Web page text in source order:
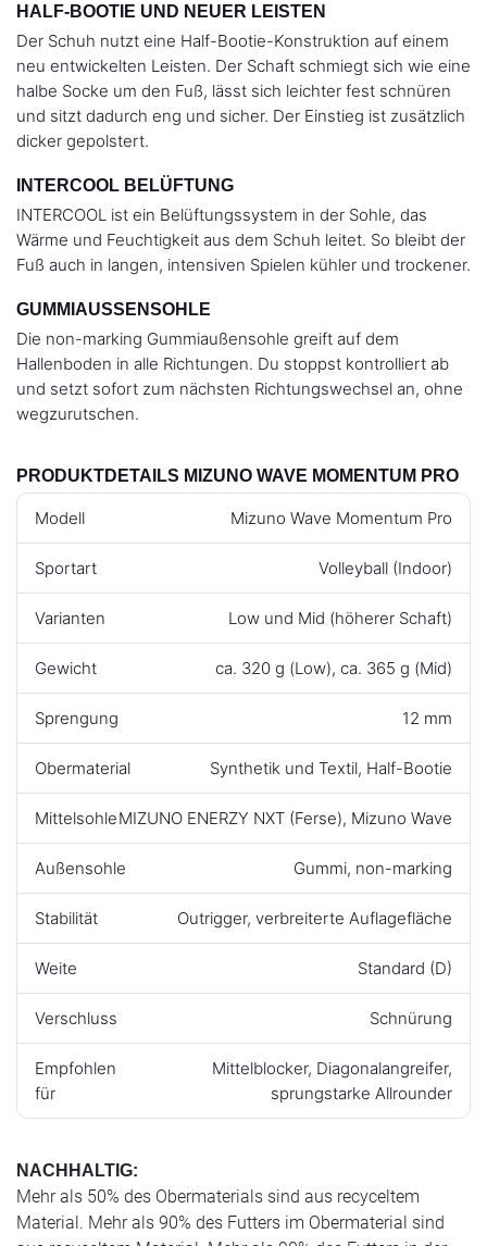
HALF-BOOTIE UND NEUER LEISTEN
Der Schuh nutzt eine Half-Bootie-Konstruktion auf einem
neu entwickelten Leisten. Der Schaft schmiegt sich wie eine
halbe Socke um den Fuß, lässt sich leichter fest schnüren
und sitzt dadurch eng und sicher. Der Einstieg ist zusätzlich
dicker gepolstert.
INTERCOOL BELÜFTUNG
INTERCOOL ist ein Belüftungssystem in der Sohle, das
Wärme und Feuchtigkeit aus dem Schuh leitet. So bleibt der
Fuß auch in langen, intensiven Spielen kühler und trockener.
GUMMIAUSSENSOHLE
Die non-marking Gummiaußensohle greift auf dem
Hallenboden in alle Richtungen. Du stoppst kontrolliert ab
und setzt sofort zum nächsten Richtungswechsel an, ohne
wegzurutschen.
PRODUKTDETAILS MIZUNO WAVE MOMENTUM PRO
Modell Mizuno Wave Momentum Pro
Sportart Volleyball (Indoor)
Varianten Low und Mid (höherer Schaft)
Gewicht ca. 320 g (Low), ca. 365 g (Mid)
Sprengung 12 mm
Obermaterial Synthetik und Textil, Half-Bootie
MittelsohleMIZUNO ENERZY NXT (Ferse), Mizuno Wave
Außensohle Gummi, non-marking
Stabilität Outrigger, verbreiterte Auflagefläche
Weite Standard (D)
Verschluss Schnürung
Empfohlen
für
Mittelblocker, Diagonalangreifer,
sprungstarke Allrounder
NACHHALTIG:
Mehr als 50% des Obermaterials sind aus recyceltem
Material. Mehr als 90% des Futters im Obermaterial sind